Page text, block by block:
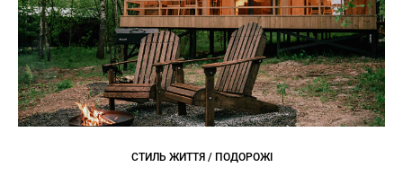
СТИЛЬ ЖИТТЯ / ПОДОРОЖІ